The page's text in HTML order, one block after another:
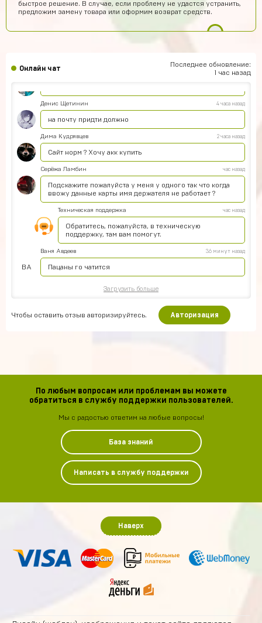
быстрое решение. В случае, если проблему не удастся устранить,
предложим замену товара или оформим возврат средств.
Онлайн чат
Последнее обновление:
1 час назад
Данил Петров 7 часов назад
Евгений Пирогов 4 часа назад
Денис Щетинин 4 часа назад
на почту придти должно
Дима Кудрявцев 2 часа назад
Сайт норм ? Хочу акк купить
Серёжа Ламбин час назад
Подскажите пожалуйста у меня у одного так что когда
ввожу данные карты имя держателя не работает ?
Техническая поддержка час назад
Обратитесь, пожалуйста, в техническую
поддержку, там вам помогут.
ВА
Ваня Авдеев 36 минут назад
Пацаны го чатится
Загрузить больше
Чтобы оставить отзыв авторизируйтесь. Авторизация
По любым вопросам или проблемам вы можете
обратиться в службу поддержки пользователей.
Мы с радостью ответим на любые вопросы!
База знаний
Написать в службу поддержки
Наверх